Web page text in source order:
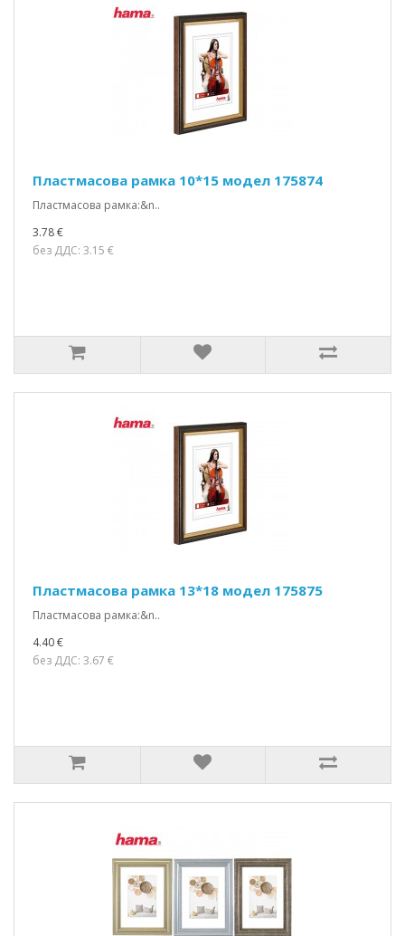
Пластмасова рамка 10*15 модел 175874
Пластмасова рамка:&n..
3.78 €
без ДДС: 3.15 €
Пластмасова рамка 13*18 модел 175875
Пластмасова рамка:&n..
4.40 €
без ДДС: 3.67 €